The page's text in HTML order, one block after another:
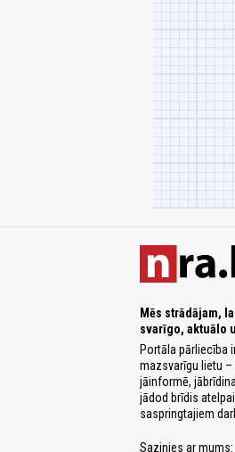
Mēs strādājam,
svarīgo, aktuālo
Portāla pārliecība
mazsvarīgu lietu
jāinformē,
jādod brīdis
saspringtajiem
Sazinies ar mums: